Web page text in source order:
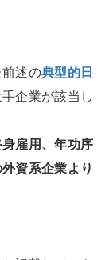
述の典型的日
企業が該当し
雇用、年功序
資系企業より